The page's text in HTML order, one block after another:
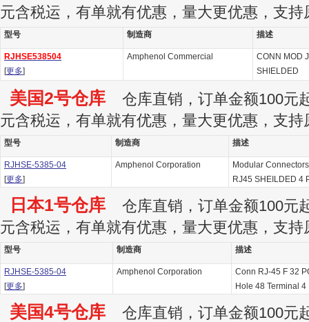
元含税运，有单就有优惠，量大更优惠，支持
型号 制造商 描述
RJHSE538504
[更多]
Amphenol Commercial
CONN MOD
SHIELDED
美国2号仓库 仓库直销，订单金额100元
元含税运，有单就有优惠，量大更优惠，支持
型号 制造商 描述
RJHSE-5385-04
[更多]
Amphenol Corporation
Modular
RJ45 SHEILDED 4
日本1号仓库 仓库直销，订单金额100元
元含税运，有单就有优惠，量大更优惠，支持
型号 制造商 描述
RJHSE-5385-04
[更多]
Amphenol Corporation
Conn RJ-45 F 32
Hole 48 Terminal 4
美国4号仓库 仓库直销，订单金额100元